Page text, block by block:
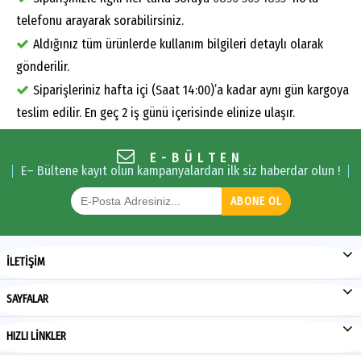
telefonu arayarak sorabilirsiniz.
Aldığınız tüm ürünlerde kullanım bilgileri detaylı olarak
gönderilir.
Siparişleriniz hafta içi (Saat 14:00)’a kadar aynı gün kargoya
teslim edilir. En geç 2 iş günü içerisinde elinize ulaşır.
E-BÜLTEN
E– Bültene kayıt olun kampanyalardan ilk siz haberdar olun !
ABONE OL
İLETİŞİM
SAYFALAR
HIZLI LİNKLER